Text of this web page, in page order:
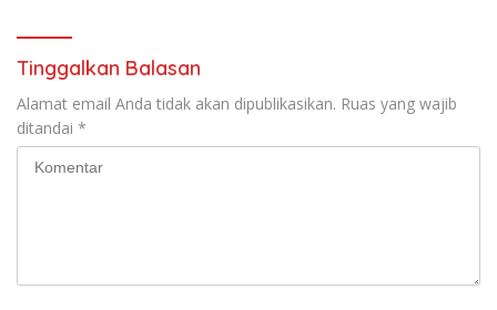
Tinggalkan Balasan
Alamat email Anda tidak akan dipublikasikan. Ruas yang wajib
ditandai *